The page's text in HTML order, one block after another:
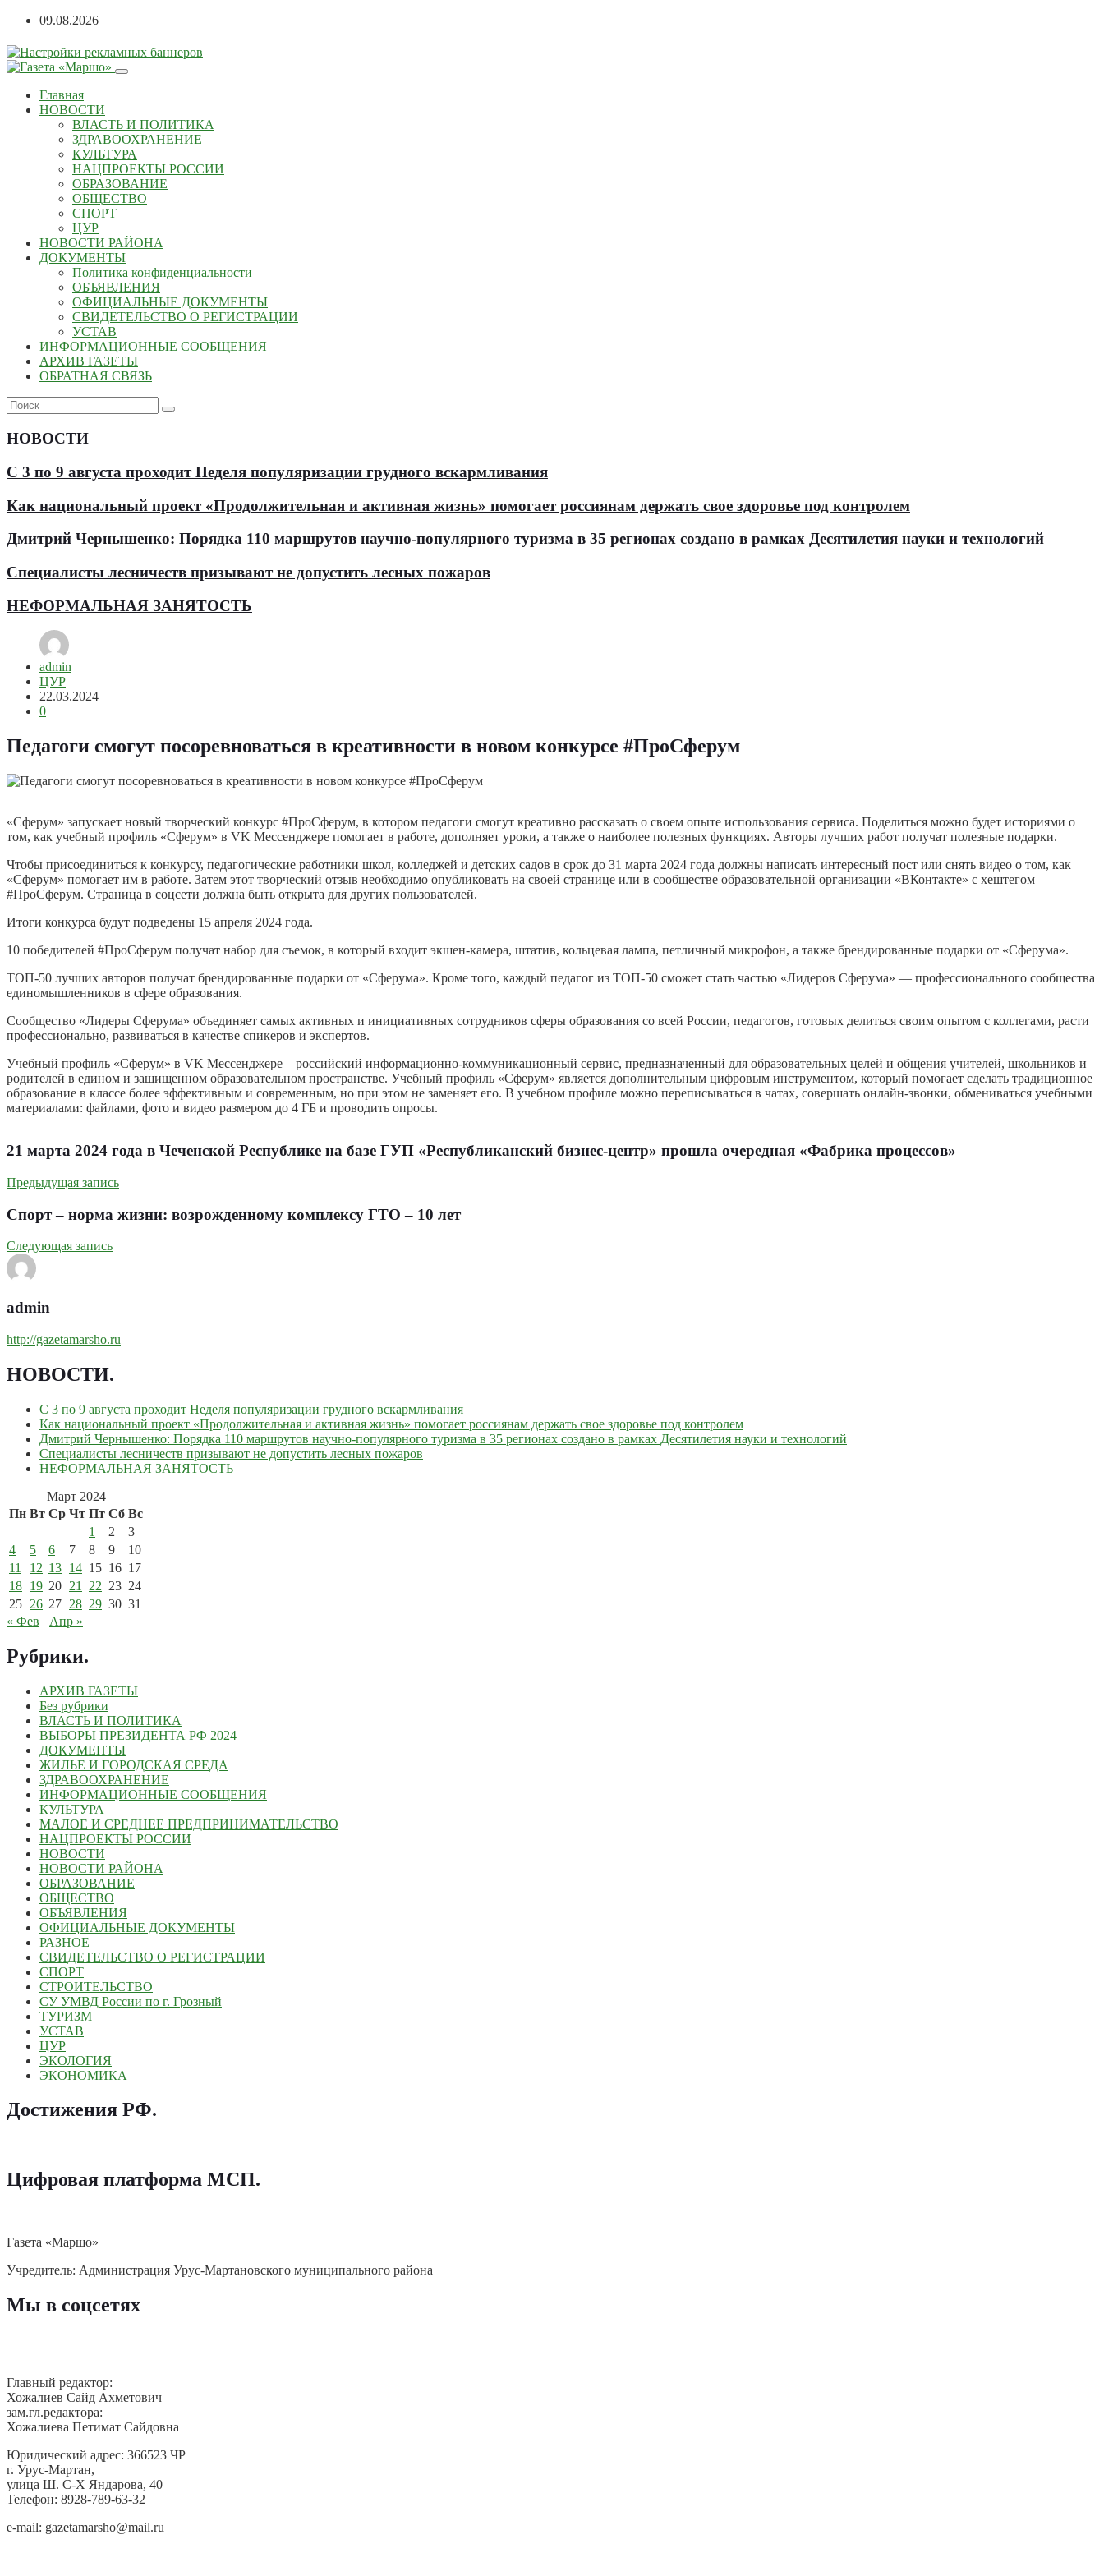
Перейти
содержанию
09.08.2026
Главная
НОВОСТИ
ВЛАСТЬ И ПОЛИТИКА
ЗДРАВООХРАНЕНИЕ
КУЛЬТУРА
НАЦПРОЕКТЫ РОССИИ
ОБРАЗОВАНИЕ
ОБЩЕСТВО
СПОРТ
ЦУР
НОВОСТИ РАЙОНА
ДОКУМЕНТЫ
Политика конфиденциальности
ОБЪЯВЛЕНИЯ
ОФИЦИАЛЬНЫЕ ДОКУМЕНТЫ
СВИДЕТЕЛЬСТВО О РЕГИСТРАЦИИ
УСТАВ
ИНФОРМАЦИОННЫЕ СООБЩЕНИЯ
АРХИВ ГАЗЕТЫ
ОБРАТНАЯ СВЯЗЬ
НОВОСТИ
С 3 по 9 августа проходит Неделя популяризации грудного вскармливания
Как национальный проект «Продолжительная и активная жизнь» помогает россиянам держать свое здоровье под контролем
Дмитрий Чернышенко: Порядка 110 маршрутов научно-популярного туризма в 35 регионах создано в рамках Десятилетия науки и технологий
Специалисты лесничеств призывают не допустить лесных пожаров
НЕФОРМАЛЬНАЯ ЗАНЯТОСТЬ
admin
ЦУР
22.03.2024
0
Педагоги смогут посоревноваться в креативности в новом конкурсе #ПроСферум
«Сферум» запускает новый творческий конкурс #ПроСферум, в котором педагоги смогут креативно рассказать о своем опыте использования сервиса. Поделиться можно будет историями о
том, как учебный профиль «Сферум» в VK Мессенджере помогает в работе, дополняет уроки, а также о наиболее полезных функциях. Авторы лучших работ получат полезные подарки.
Чтобы присоединиться к конкурсу, педагогические работники школ, колледжей и детских садов в срок до 31 марта 2024 года должны написать интересный пост или снять видео о том, как
«Сферум» помогает им в работе. Затем этот творческий отзыв необходимо опубликовать на своей странице или в сообществе образовательной организации «ВКонтакте» с хештегом
#ПроСферум. Страница в соцсети должна быть открыта для других пользователей.
Итоги конкурса будут подведены 15 апреля 2024 года.
10 победителей #ПроСферум получат набор для съемок, в который входит экшен-камера, штатив, кольцевая лампа, петличный микрофон, а также брендированные подарки от «Сферума».
ТОП-50 лучших авторов получат брендированные подарки от «Сферума». Кроме того, каждый педагог из ТОП-50 сможет стать частью «Лидеров Сферума» — профессионального сообщества
единомышленников в сфере образования.
Сообщество «Лидеры Сферума» объединяет самых активных и инициативных сотрудников сферы образования со всей России, педагогов, готовых делиться своим опытом с коллегами, расти
профессионально, развиваться в качестве спикеров и экспертов.
Учебный профиль «Сферум» в VK Мессенджере – российский информационно-коммуникационный сервис, предназначенный для образовательных целей и общения учителей, школьников и
родителей в едином и защищенном образовательном пространстве. Учебный профиль «Сферум» является дополнительным цифровым инструментом, который помогает сделать традиционное
образование в классе более эффективным и современным, но при этом не заменяет его. В учебном профиле можно переписываться в чатах, совершать онлайн-звонки, обмениваться учебными
материалами: файлами, фото и видео размером до 4 ГБ и проводить опросы.
21 марта 2024 года в Чеченской Республике на базе ГУП «Республиканский бизнес-центр» прошла очередная «Фабрика процессов»
Предыдущая запись
Спорт – норма жизни: возрожденному комплексу ГТО – 10 лет
Следующая запись
admin
http://gazetamarsho.ru
НОВОСТИ.
С 3 по 9 августа проходит Неделя популяризации грудного вскармливания
Как национальный проект «Продолжительная и активная жизнь» помогает россиянам держать свое здоровье под контролем
Дмитрий Чернышенко: Порядка 110 маршрутов научно-популярного туризма в 35 регионах создано в рамках Десятилетия науки и технологий
Специалисты лесничеств призывают не допустить лесных пожаров
НЕФОРМАЛЬНАЯ ЗАНЯТОСТЬ
Март 2024
Пн Вт Ср Чт Пт Сб Вс
1
2
3
4
5 6 7 8 9
10
11
12 13 14 15 16 17
18 19 20 21 22 23 24
25 26 27 28 29 30 31
« Фев
Апр »
Рубрики.
АРХИВ ГАЗЕТЫ
Без рубрики
ВЛАСТЬ И ПОЛИТИКА
ВЫБОРЫ ПРЕЗИДЕНТА РФ 2024
ДОКУМЕНТЫ
ЖИЛЬЕ И ГОРОДСКАЯ СРЕДА
ЗДРАВООХРАНЕНИЕ
ИНФОРМАЦИОННЫЕ СООБЩЕНИЯ
КУЛЬТУРА
МАЛОЕ И СРЕДНЕЕ ПРЕДПРИНИМАТЕЛЬСТВО
НАЦПРОЕКТЫ РОССИИ
НОВОСТИ
НОВОСТИ РАЙОНА
ОБРАЗОВАНИЕ
ОБЩЕСТВО
ОБЪЯВЛЕНИЯ
ОФИЦИАЛЬНЫЕ ДОКУМЕНТЫ
РАЗНОЕ
СВИДЕТЕЛЬСТВО О РЕГИСТРАЦИИ
СПОРТ
СТРОИТЕЛЬСТВО
СУ УМВД России по г. Грозный
ТУРИЗМ
УСТАВ
ЦУР
ЭКОЛОГИЯ
ЭКОНОМИКА
Достижения РФ.
Цифровая платформа МСП.
Газета «Маршо»
Учредитель: Администрация Урус-Мартановского муниципального района
Мы в соцсетях
Главный редактор:
Хожалиев Сайд Ахметович
зам.гл.редактора:
Хожалиева Петимат Сайдовна
Юридический адрес: 366523 ЧР
г. Урус-Мартан,
улица Ш. С-Х Яндарова, 40
Телефон: 8928-789-63-32
e-mail: gazetamarsho@mail.ru